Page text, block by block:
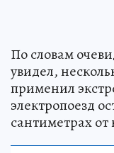
По словам
увидел,
применил
электропоезд
сантиметрах от